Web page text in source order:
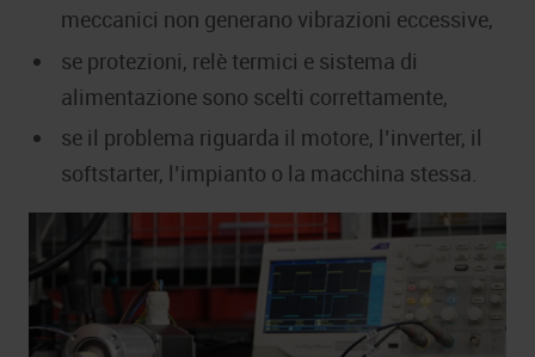
meccanici non generano vibrazioni eccessive,
se protezioni, relè termici e sistema di
alimentazione sono scelti correttamente,
se il problema riguarda il motore, l’inverter, il
softstarter, l’impianto o la macchina stessa.